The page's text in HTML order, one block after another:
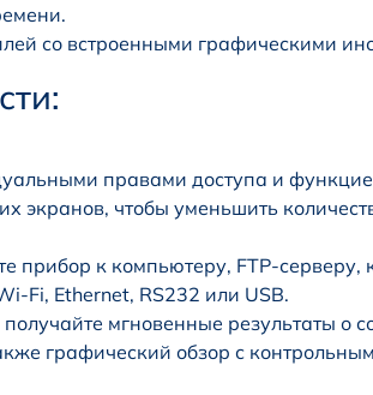
со встроенными графическими
правами доступа и
экранов, чтобы уменьшить
прибор к компьютеру, FTP-серверу,
Fi, Ethernet, RS232 или USB.
мгновенные результаты о
графический обзор с